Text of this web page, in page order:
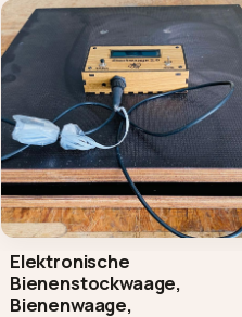
Elektronische
Bienenstockwaage,
Bienenwaage,